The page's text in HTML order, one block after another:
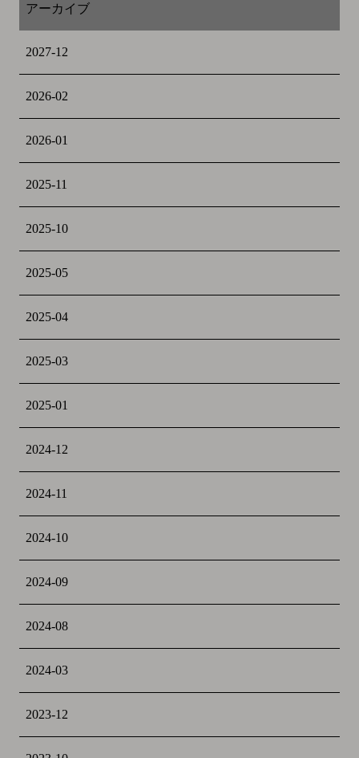
アーカイブ
2027-12
2026-02
2026-01
2025-11
2025-10
2025-05
2025-04
2025-03
2025-01
2024-12
2024-11
2024-10
2024-09
2024-08
2024-03
2023-12